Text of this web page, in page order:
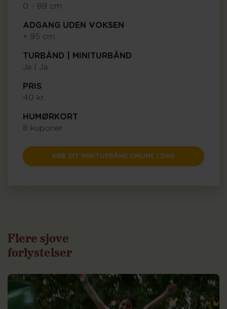
0 - 89 cm
ADGANG UDEN VOKSEN
+ 95 cm
TURBÅND | MINITURBÅND
Ja | Ja
PRIS
40 kr.
HUMØRKORT
8 kuponer
KØB DIT MINITURBÅND ONLINE I DAG
Flere sjove
forlystelser